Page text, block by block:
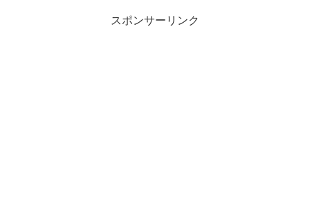
スポンサーリンク